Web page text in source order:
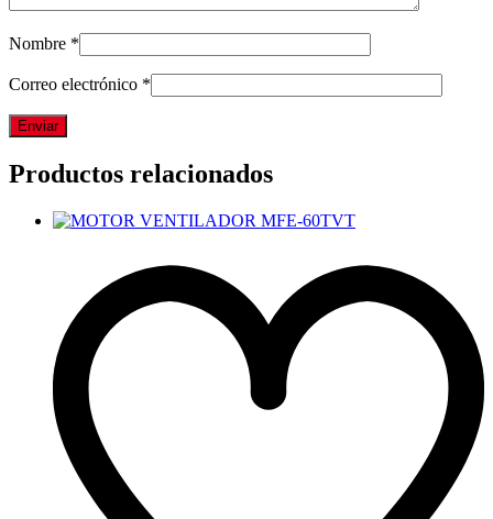
Nombre *
Correo electrónico *
Productos relacionados